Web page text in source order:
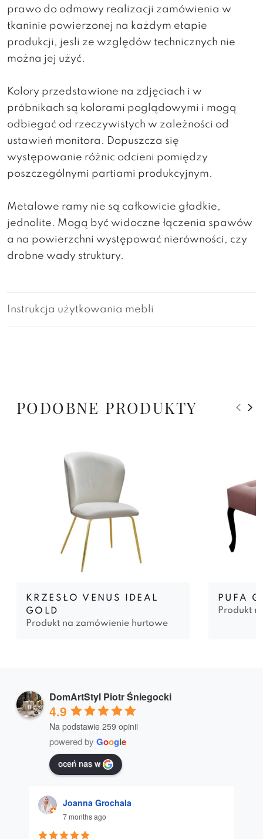
prawo do odmowy realizacji zamówienia w
tkaninie powierzonej na każdym etapie
produkcji, jesli ze względów technicznych nie
można jej użyć.
Kolory przedstawione na zdjęciach i w
próbnikach są kolorami poglądowymi i mogą
odbiegać od rzeczywistych w zależności od
ustawień monitora. Dopuszcza się
występowanie różnic odcieni pomiędzy
poszczególnymi partiami produkcyjnym.
Metalowe ramy nie są całkowicie gładkie,
jednolite. Mogą być widoczne łączenia spawów
a na powierzchni występować nierówności, czy
drobne wady struktury.
Instrukcja użytkowania mebli
PODOBNE PRODUKTY
KRZESŁO VENUS IDEAL
GOLD
Produkt na zamówienie hurtowe
PUFA
Produkt
DomArtStyl Piotr Śniegocki
4.9
Na podstawie 259 opinii
powered by Google
oceń nas w
Joanna Grochala
7 months ago